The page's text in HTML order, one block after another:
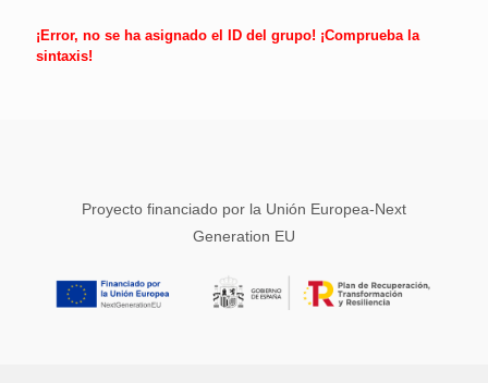
¡Error, no se ha asignado el ID del grupo! ¡Comprueba la
sintaxis!
Proyecto financiado por la Unión Europea-Next
Generation EU